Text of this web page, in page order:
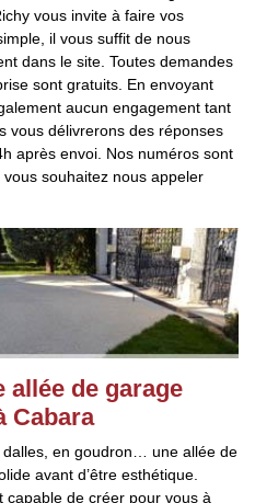
vous invite à faire vos
il vous suffit de nous
dans le site. Toutes demandes
sont gratuits. En envoyant
aucun engagement tant
vous délivrerons des réponses
après envoi. Nos numéros sont
souhaitez nous appeler
allée de garage
Cabara
en goudron… une allée de
avant d’être esthétique.
capable de créer pour vous à